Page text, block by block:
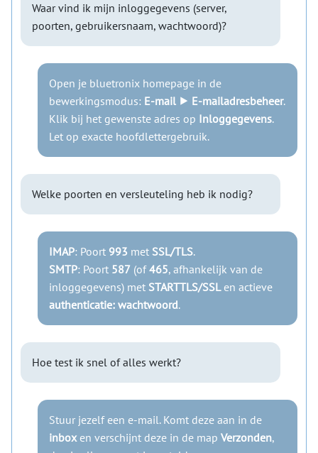
Waar vind ik mijn inloggegevens (server,
poorten, gebruikersnaam, wachtwoord)?
Open je bluetronix homepage in de
bewerkingsmodus: E-mail ⯈ E-mailadresbeheer.
Klik bij het gewenste adres op Inloggegevens.
Let op exacte hoofdlettergebruik.
Welke poorten en versleuteling heb ik nodig?
IMAP: Poort 993 met SSL/TLS.
SMTP: Poort 587 (of465, afhankelijk van de
inloggegevens) met STARTTLS/SSLen actieve
authenticatie: wachtwoord.
Hoe test ik snel of alles werkt?
Stuur jezelf een e-mail. Komt deze aan in de
inboxen verschijnt deze in de map Verzonden,